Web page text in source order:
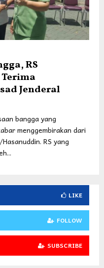
RS
Jenderal
bangga yang
menggembirakan dari
RS yang
LIKE
FOLLOW
SUBSCRIBE